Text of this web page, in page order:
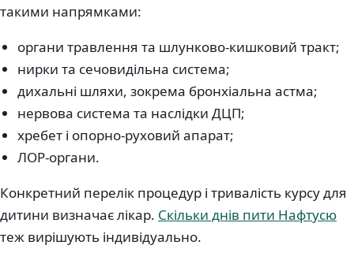
такими напрямками:
органи травлення та шлунково-кишковий тракт;
нирки та сечовидільна система;
дихальні шляхи, зокрема бронхіальна астма;
нервова система та наслідки ДЦП;
хребет і опорно-руховий апарат;
ЛОР-органи.
Конкретний перелік процедур і тривалість курсу для
дитини визначає лікар. Скільки днів пити Нафтусю
теж вирішують індивідуально.